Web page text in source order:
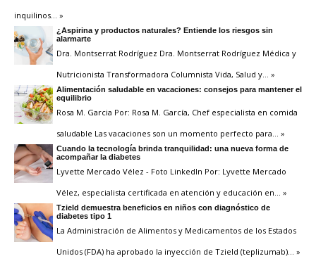
inquilinos … »
¿Aspirina y productos naturales? Entiende los riesgos sin
alarmarte
Dra. Montserrat Rodríguez Dra. Montserrat Rodríguez Médica y
Nutricionista Transformadora Columnista Vida, Salud y … »
Alimentación saludable en vacaciones: consejos para mantener el
equilibrio
Rosa M. Garcia Por: Rosa M. García, Chef especialista en comida
saludable Las vacaciones son un momento perfecto para … »
Cuando la tecnología brinda tranquilidad: una nueva forma de
acompañar la diabetes
Lyvette Mercado Vélez - Foto LinkedIn Por: Lyvette Mercado
Vélez, especialista certificada en atención y educación en … »
Tzield demuestra beneficios en niños con diagnóstico de
diabetes tipo 1
La Administración de Alimentos y Medicamentos de los Estados
Unidos (FDA) ha aprobado la inyección de Tzield (teplizumab) … »